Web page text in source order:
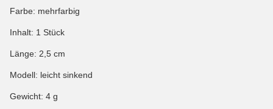
Farbe: mehrfarbig
Inhalt: 1 Stück
Länge: 2,5 cm
Modell: leicht sinkend
Gewicht: 4 g